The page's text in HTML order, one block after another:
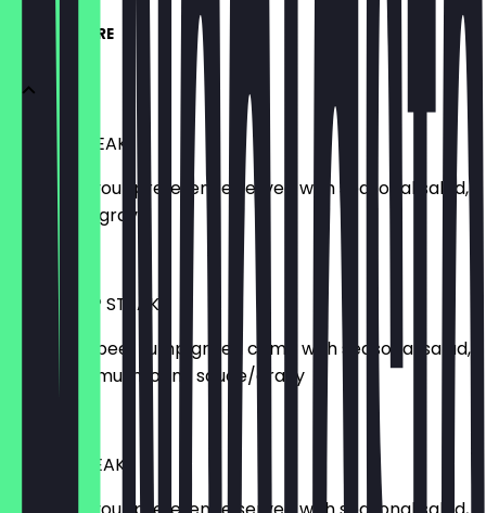
FLAME OF FIRE
T BONE STEAK
Grilled to your preference served with seasonal salad,
chips, and gravy
£ 29,95
BEEF RUMP STEAK
Prime cut beef rump grilled come with seasonal salad,
chips and mushroom, sauce/gravy
RIB EYE STEAK